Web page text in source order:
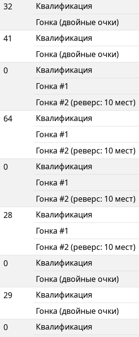
32 Квалификация
Гонка (двойные очки)
41 Квалификация
Гонка (двойные очки)
0 Квалификация
Гонка #1
Гонка #2 (реверс: 10 мест)
64 Квалификация
Гонка #1
Гонка #2 (реверс: 10 мест)
0 Квалификация
Гонка #1
Гонка #2 (реверс: 10 мест)
28 Квалификация
Гонка #1
Гонка #2 (реверс: 10 мест)
0 Квалификация
Гонка (двойные очки)
29 Квалификация
Гонка (двойные очки)
0 Квалификация